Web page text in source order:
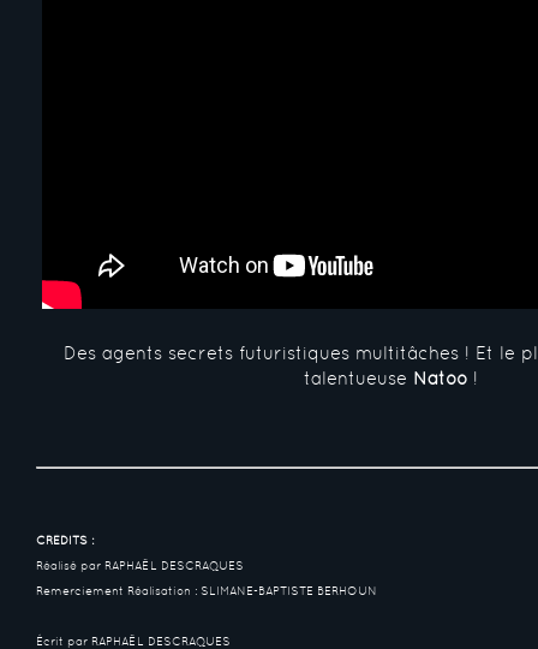
Des agents secrets futuristiques multitâches ! Et le
talentueuse Natoo!
CRÉDITS :
Réalisé par RAPHAËL DESCRAQUES
Remerciement Réalisation : SLIMANE-BAPTISTE BERHOUN
Écrit par RAPHAËL DESCRAQUES